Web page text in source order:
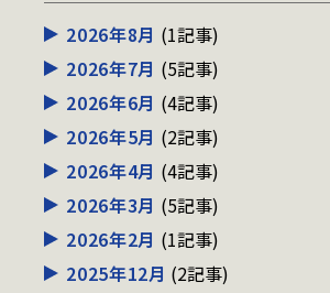
2026年8月 (1記事)
2026年7月 (5記事)
2026年6月 (4記事)
2026年5月 (2記事)
2026年4月 (4記事)
2026年3月 (5記事)
2026年2月 (1記事)
2025年12月 (2記事)